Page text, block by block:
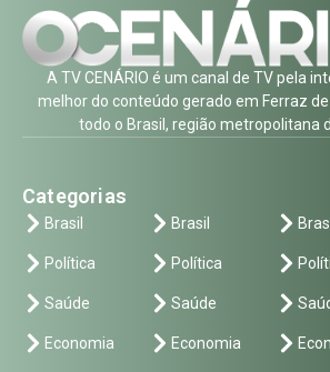
A TV CENÁRIO é um canal de TV pela
melhor do conteúdo gerado em Ferraz
todo o Brasil, região metropolitana
Categorias
Brasil
Política
Saúde
Economia
Brasil
Política
Saúde
Economia